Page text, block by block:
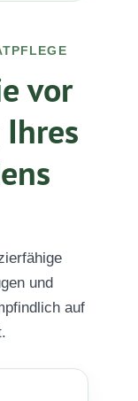
vor
und
auf